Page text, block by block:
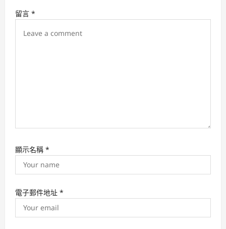
t
i
留言 *
顯示名稱 *
電子郵件地址 *